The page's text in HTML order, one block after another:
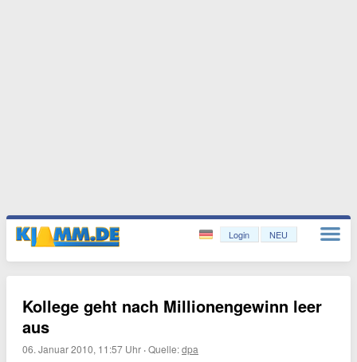
Login NEU
Kollege geht nach Millionengewinn leer
aus
06. Januar 2010, 11:57 Uhr ·Quelle:dpa